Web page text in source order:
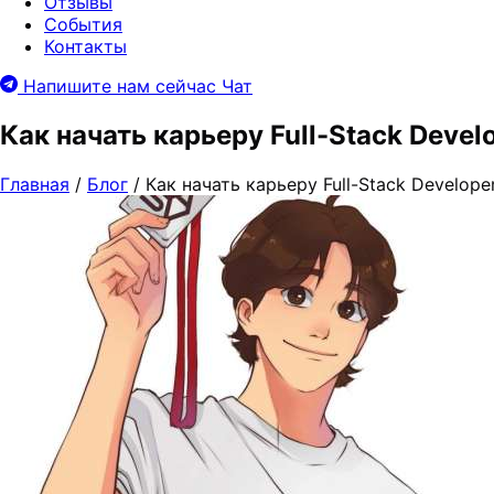
События
Контакты
Напишите нам сейчас Чат
Как начать карьеру Full-Stack
Главная / Блог / Как начать карьеру Full-Stack